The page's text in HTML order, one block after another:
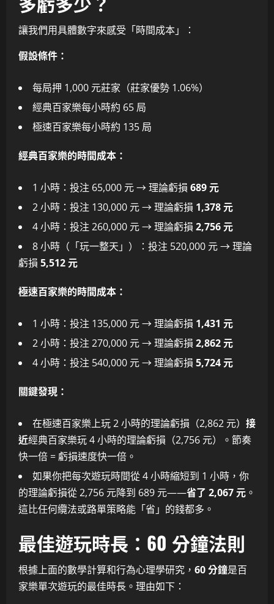
讓我們用具體數字來感受「時間成本」：
假設條件：
每局押 1,000 元莊家（莊家優勢 1.06%）
經典百家樂每小時約 65 局
極速百家樂每小時約 135 局
經典百家樂的時間成本：
1 小時：投注 65,000 元 → 理論虧損 689 元
2 小時：投注 130,000 元 → 理論虧損 1,378 元
4 小時：投注 260,000 元 → 理論虧損 2,756 元
8 小時（「玩一整天」）：投注 520,000 元 → 理論
虧損 5,512 元
極速百家樂的時間成本：
1 小時：投注 135,000 元 → 理論虧損 1,431 元
2 小時：投注 270,000 元 → 理論虧損 2,862 元
4 小時：投注 540,000 元 → 理論虧損 5,724 元
關鍵發現：
在極速百家樂上玩 2 小時的理論虧損（2,862 元） 接
近經典百家樂玩 4 小時的理論虧損（2,756 元）。節奏
快一倍 = 虧損速度快一倍。
如果你把每次遊玩時間從 4 小時縮短到 1 小時，你
的理論虧損從 2,756 元降到 689 元——省了 2,067 元 。
這比任何纜法或路單策略能「省」的錢都多。
最佳遊玩時長：60 分鐘法則
根據上面的數學計算和行為心理學研究， 60 分鐘是百
家樂單次遊玩的最佳時長。理由如下：